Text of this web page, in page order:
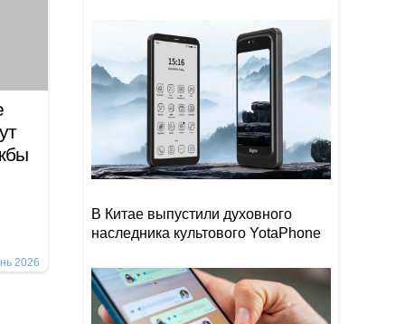
2026
В Китае выпустили духовного
наследника культового YotaPhone